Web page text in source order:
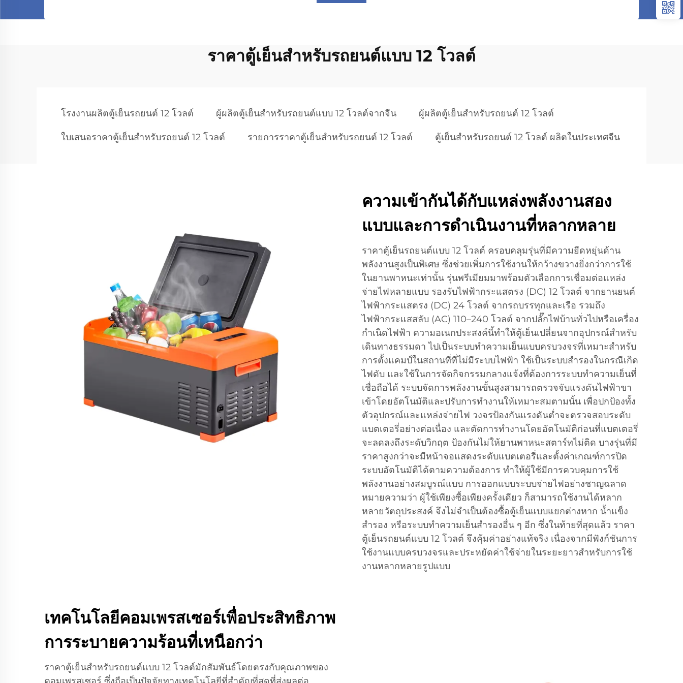
ราคาตู้เย็นสำหรับรถยนต์แบบ 12 โวลต์
โรงงานผลิตตู้เย็นรถยนต์ 12 โวลต์ ผู้ผลิตตู้เย็นสำหรับรถยนต์แบบ 12 โวลต์จากจีน ผู้ผลิตตู้เย็นสำหรับรถยนต์ 12 โวลต์
ใบเสนอราคาตู้เย็นสำหรับรถยนต์ 12 โวลต์ รายการราคาตู้เย็นสำหรับรถยนต์ 12 โวลต์ ตู้เย็นสำหรับรถยนต์ 12 โวลต์ ผลิตในประเทศจีน
ความเข้ากันได้กับแหล่งพลังงานสอง
แบบและการดำเนินงานที่หลากหลาย
ราคาตู้เย็นรถยนต์แบบ 12 โวลต์ ครอบคลุมรุ่นที่มีความยืดหยุ่นด้าน
พลังงานสูงเป็นพิเศษ ซึ่งช่วยเพิ่มการใช้งานให้กว้างขวางยิ่งกว่าการใช้
ในยานพาหนะเท่านั้น รุ่นพรีเมียมมาพร้อมตัวเลือกการเชื่อมต่อแหล่ง
จ่ายไฟหลายแบบ รองรับไฟฟ้ากระแสตรง (DC) 12 โวลต์ จากยานยนต์
ไฟฟ้ากระแสตรง (DC) 24 โวลต์ จากรถบรรทุกและเรือ รวมถึง
ไฟฟ้ากระแสสลับ (AC) 110–240 โวลต์ จากปลั๊กไฟบ้านทั่วไปหรือเครื่อง
กำเนิดไฟฟ้า ความอเนกประสงค์นี้ทำให้ตู้เย็นเปลี่ยนจากอุปกรณ์สำหรับ
เดินทางธรรมดา ไปเป็นระบบทำความเย็นแบบครบวงจรที่เหมาะสำหรับ
การตั้งแคมป์ในสถานที่ที่ไม่มีระบบไฟฟ้า ใช้เป็นระบบสำรองในกรณีเกิด
ไฟดับ และใช้ในการจัดกิจกรรมกลางแจ้งที่ต้องการระบบทำความเย็นที่
เชื่อถือได้ ระบบจัดการพลังงานขั้นสูงสามารถตรวจจับแรงดันไฟฟ้าขา
เข้าโดยอัตโนมัติและปรับการทำงานให้เหมาะสมตามนั้น เพื่อปกป้องทั้ง
ตัวอุปกรณ์และแหล่งจ่ายไฟ วงจรป้องกันแรงดันต่ำจะตรวจสอบระดับ
แบตเตอรี่อย่างต่อเนื่อง และตัดการทำงานโดยอัตโนมัติก่อนที่แบตเตอรี่
จะลดลงถึงระดับวิกฤต ป้องกันไม่ให้ยานพาหนะสตาร์ทไม่ติด บางรุ่นที่มี
ราคาสูงกว่าจะมีหน้าจอแสดงระดับแบตเตอรี่และตั้งค่าเกณฑ์การปิด
ระบบอัตโนมัติได้ตามความต้องการ ทำให้ผู้ใช้มีการควบคุมการใช้
พลังงานอย่างสมบูรณ์แบบ การออกแบบระบบจ่ายไฟอย่างชาญฉลาด
หมายความว่า ผู้ใช้เพียงซื้อเพียงครั้งเดียว ก็สามารถใช้งานได้หลาก
หลายวัตถุประสงค์ จึงไม่จำเป็นต้องซื้อตู้เย็นแบบแยกต่างหาก น้ำแข็ง
สำรอง หรือระบบทำความเย็นสำรองอื่น ๆ อีก ซึ่งในท้ายที่สุดแล้ว ราคา
ตู้เย็นรถยนต์แบบ 12 โวลต์ จึงคุ้มค่าอย่างแท้จริง เนื่องจากมีฟังก์ชันการ
ใช้งานแบบครบวงจรและประหยัดค่าใช้จ่ายในระยะยาวสำหรับการใช้
งานหลากหลายรูปแบบ
เทคโนโลยีคอมเพรสเซอร์เพื่อประสิทธิภาพ
การระบายความร้อนที่เหนือกว่า
ราคาตู้เย็นสำหรับรถยนต์แบบ 12 โวลต์มักสัมพันธ์โดยตรงกับคุณภาพของ